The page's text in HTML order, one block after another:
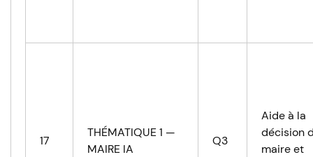
17
THÉMATIQUE 1 —
MAIRE IA
Q3
Aide à la
décision
maire et